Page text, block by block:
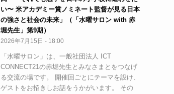
い〜 米アカデミー賞ノミネート監督が見る日本
の強さと社会の未来」（「水曜サロン with 赤
堀先生」第9期）
2026年7月15日 - 18:00
「水曜サロン」は、一般社団法人 ICT
CONNECT21の赤堀先生とみなさまとをつなげ
る交流の場です。 開催回ごとにテーマを設け、
ゲストをお招きしお話をうかがいます。 その